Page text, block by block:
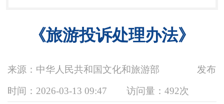
《旅游投诉处理办法》
来源：中华人民共和国文化和旅游部 发布
时间：2026-03-13 09:47 访问量： 492次